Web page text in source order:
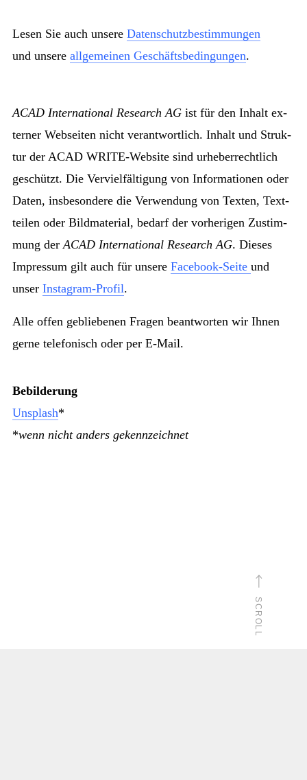
Lesen Sie auch unsere Datenschutzbestimmungen
und unsere allgemeinen Geschäftsbedingungen.
ACAD International Research AG ist für den In­halt ex­
ter­ner Web­sei­ten nicht ver­ant­wort­lich. In­halt und Struk­
tur der ACAD WRITE-Web­site sind ur­he­ber­recht­lich
ge­schützt. Die Ver­viel­fäl­ti­gung von In­for­ma­tio­nen oder
Da­ten, ins­be­son­de­re die Ver­wen­dung von Tex­ten, Text­
tei­len oder Bild­ma­te­ri­al, be­darf der vor­he­ri­gen Zu­stim­
mung derACAD International Research AG. Dieses
Impressum gilt auch für unsere Facebook-Seite und
unser Instagram-Profil.
Alle offen gebliebenen Fragen beantworten wir Ihnen
gerne telefonisch oder per E-Mail.
Bebilderung
Unsplash*
*wenn nicht anders gekennzeichnet
SCROLL